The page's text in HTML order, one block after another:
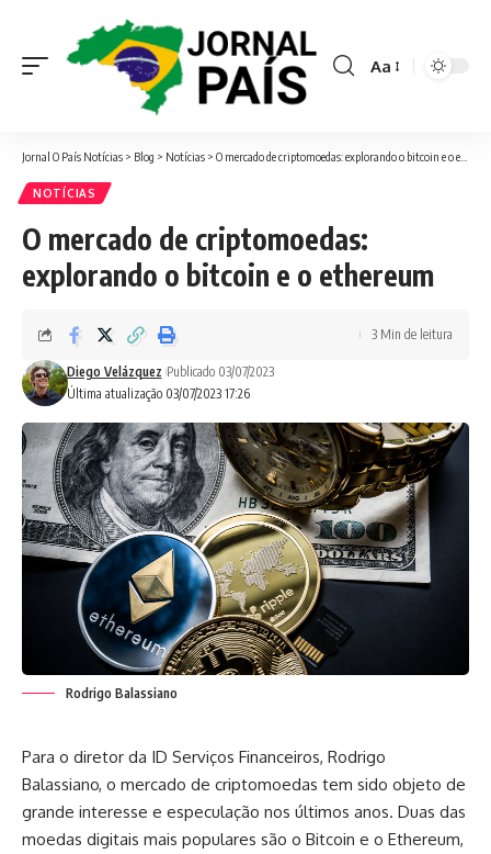
Font
Aa
Jornal O País Notícias > Blog > Notícias > O mercado de criptomoedas: explorando o bitcoin e o ethereum
NOTÍCIAS
O mercado de criptomoedas:
explorando o bitcoin e o ethereum
Última atualização 03/07/2023 17:26
Diego Velázquez Publicado 03/07/2023
3 Min de leitura
Rodrigo Balassiano
Para o diretor da ID Serviços Financeiros, Rodrigo
Balassiano, o mercado de criptomoedas tem sido objeto de
grande interesse e especulação nos últimos anos. Duas das
moedas digitais mais populares são o Bitcoin e o Ethereum,